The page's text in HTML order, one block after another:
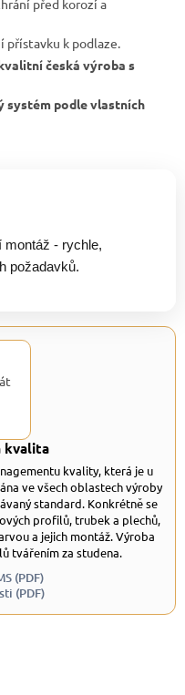
před korozí a
přístavku k podlaze.
česká výroba s
podle vlastních
montáž - rychle,
požadavků.
kvalita
kvality, která je u
ve všech oblastech výroby
standard. Konkrétně se
profilů, trubek a plechů,
a jejich montáž. Výroba
tvářením za studena.
(PDF)
(PDF)